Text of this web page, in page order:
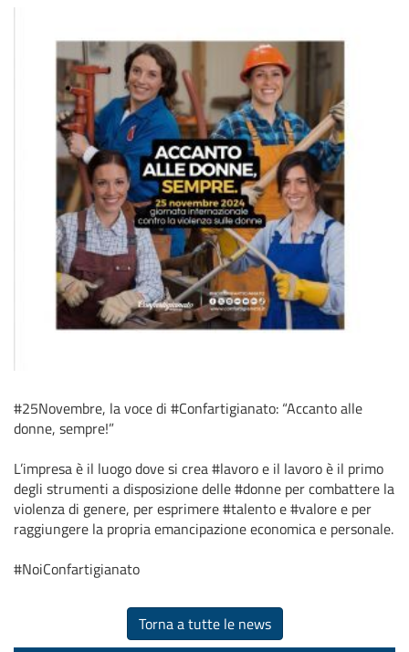
#25Novembre, la voce di #Confartigianato: “Accanto alle
donne, sempre!”
L’impresa è il luogo dove si crea #lavoro e il lavoro è il primo
degli strumenti a disposizione delle #donne per combattere la
violenza di genere, per esprimere #talento e #valore e per
raggiungere la propria emancipazione economica e personale.
#NoiConfartigianato
Torna a tutte le news